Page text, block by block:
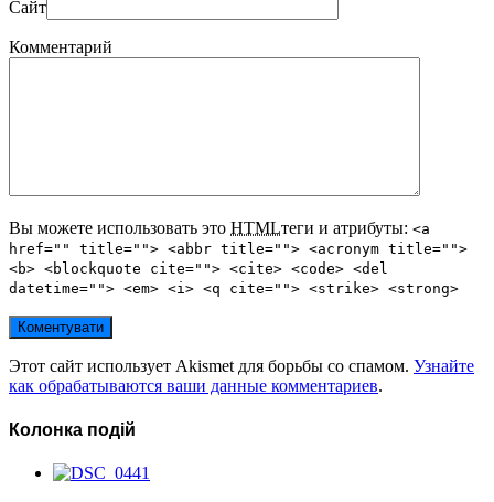
Сайт
Комментарий
Вы можете использовать это HTMLтеги и атрибуты: <a
href="" title=""> <abbr title=""> <acronym title="">
<b> <blockquote cite=""> <cite> <code> <del
datetime=""> <em> <i> <q cite=""> <strike> <strong>
Этот сайт использует Akismet для борьбы со спамом. Узнайте
как обрабатываются ваши данные комментариев.
Колонка подій